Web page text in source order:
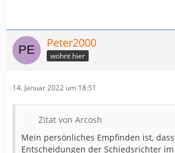
Peter2000
wohnt hier
14. Januar 2022 um 18:51
Zitat von Arcosh
Mein persönliches Empfinden ist,
Entscheidungen der Schiedsrichter